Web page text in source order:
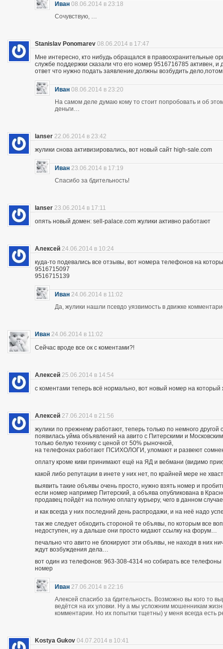
Иван 08.06.2014 в 23:18
Сочувствую, …
Stanislav Ponomarev 08.06.2014 в 17:47
Мне интересно, кто нибудь обращался в правоохранительные
службе поддержки сказали что его номер 9516716785 активен,
ответ что нужно подать заявление,должны возбудить
Иван 08.06.2014 в 23:20
На самом деле думаю кому то стоит попробовать и об
деньги…
lanser 22.06.2014 в 23:42
жулики снова активизировались, вот новый сайт high-sale.com
Иван 23.06.2014 в 17:19
Спасибо за бдительность!
lanser 23.06.2014 в 17:11
опять новый домен: sell-palace.com жулики активно работают
Алексей 24.06.2014 в 10:24
куда-то подевались все отзывы, вот номера телефонов на
9516715097
9516715139
Иван 24.06.2014 в 11:02
Да, жулики нашли псевдо уязвимость в движке
Иван 24.06.2014 в 11:02
Сейчас вроде все ок с коментами?!
Алексей 25.06.2014 в 14:54
с коментами теперь всё нормально, вот новый номер на
Алексей 27.06.2014 в 21:56
жулики по прежнему работают, теперь только по немного другой
появилась уйма объявлений на авито с Питерскими и
только белую технику с ценой от 50% рыночной,
на телефонах работают ПСИХОЛОГИ, уломают и развеют
оплату кроме киви принимают ещё на ЯД и вебмани (видимо
какой либо репутации в инете у них нет, по крайней мере не
выявить такие объявы очень просто, нужно взять номер и
если номер например Питерский, а объява опубликована в
продавец пойдёт на полную оплату курьеру, чего в данном
и как всегда у них последний день распродажи, и на неё надо
так же следует обходить стороной те объявы, по которым все
недоступен, ну а дальше они просто кидают ссылку на форум…
печально что авито не блокируют эти объявы, не находя в них
ждут возбуждения дела…
вот один из телефонов: 963-308-4314 но собирать все
номер
Иван 27.06.2014 в 22:16
Алексей спасибо за бдительность. Возможно вы кого то
ведётся на их уловки. Ну а мы усложним мошенникам
комментарии. Но их попытки тщетны) у меня всегда есть
Kostya Gukov 04.07.2014 в 10:41